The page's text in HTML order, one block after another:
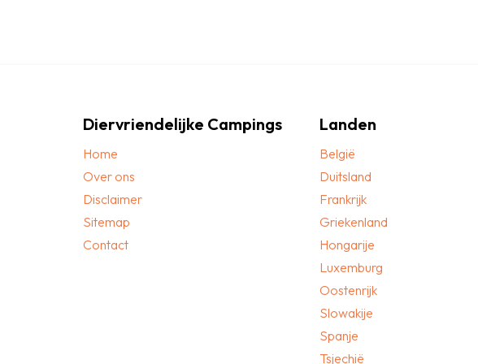
Diervriendelijke Campings
Home
Over ons
Disclaimer
Sitemap
Contact
Landen
België
Duitsland
Frankrijk
Griekenland
Hongarije
Luxemburg
Oostenrijk
Slowakije
Spanje
Tsjechië